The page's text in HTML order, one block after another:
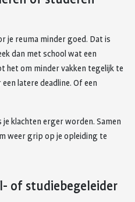
je reuma minder goed. Dat is
dan met school wat een
het om minder vakken tegelijk te
latere deadline. Of een
je klachten erger worden. Samen
weer grip op je opleiding te
of studiebegeleider